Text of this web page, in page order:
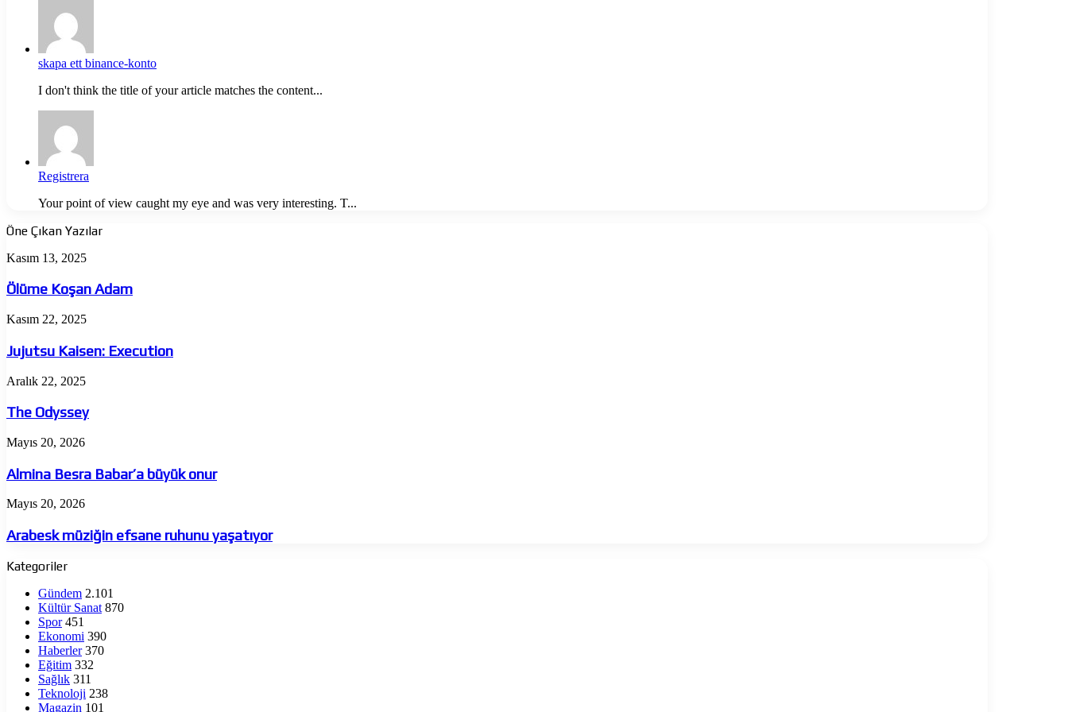
skapa ett binance-konto
I don't think the title of your article matches the content...
Registrera
Your point of view caught my eye and was very interesting. T...
Öne Çıkan Yazılar
Ölüme
Adam
Kasım 13, 2025
Ölüme Koşan Adam
Jujutsu
Execution
Kasım 22, 2025
Jujutsu Kaisen: Execution
The
Aralık 22, 2025
The Odyssey
Almina
Babar’a
büyük
onur
Mayıs 20, 2026
Almina Besra Babar’a büyük onur
Arabesk
efsane
ruhunu
yaşatıyor
Mayıs 20, 2026
Arabesk müziğin efsane ruhunu yaşatıyor
Kategoriler
Gündem 2.101
Kültür Sanat 870
Spor 451
Ekonomi 390
Haberler 370
Eğitim 332
Sağlık 311
Teknoloji 238
Magazin 101